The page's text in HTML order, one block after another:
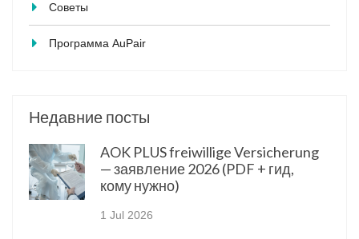
Советы
Программа AuPair
Недавние посты
AOK PLUS freiwillige Versicherung
— заявление 2026 (PDF + гид,
кому нужно)
1 Jul 2026